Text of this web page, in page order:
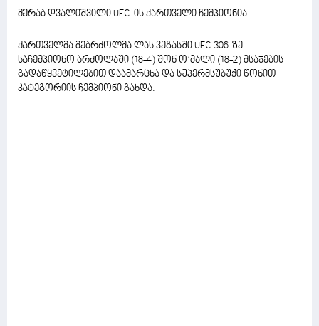
მერაბ დვალიშვილი UFC-ის ქართველი ჩემპიონია.
ქართველმა მებრძოლმა ლას ვეგასში UFC 306-ზე
საჩემპიონო ბრძოლაში (18-4) შონ ო’მალი (18-2) მსაჯების
გადაწყვეტილებით დაამარცხა და სუპერმსუბუქი წონით
კატეგორიის ჩემპიონი გახდა.